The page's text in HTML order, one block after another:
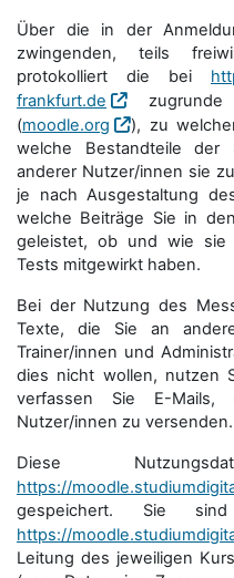
Über die in der
zwingenden, teils
protokolliert die bei
frankfurt.de
zugrunde
(moodle.org
), zu
welche Bestandteile
anderer Nutzer/innen sie
je nach Ausgestaltung
welche Beiträge Sie in
geleistet, ob und wie sie
Tests mitgewirkt haben.
Bei der Nutzung des
Texte, die Sie an
Trainer/innen und
dies nicht wollen, nutzen
verfassen Sie E-Mails,
Nutzer/innen zu versenden.
Diese
https://
gespeichert. Sie
https://
Leitung des jeweiligen